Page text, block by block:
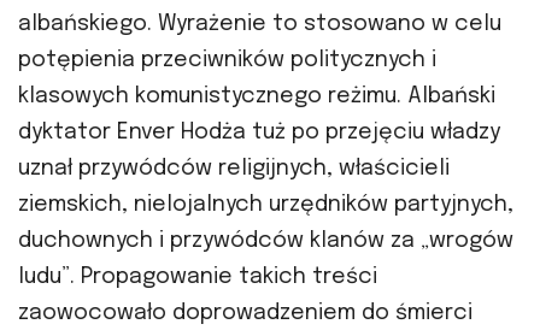
albańskiego. Wyrażenie to stosowano w celu
potępienia przeciwników politycznych i
klasowych komunistycznego reżimu. Albański
dyktator Enver Hodża tuż po przejęciu władzy
uznał przywódców religijnych, właścicieli
ziemskich, nielojalnych urzędników partyjnych,
duchownych i przywódców klanów za „wrogów
ludu”. Propagowanie takich treści
zaowocowało doprowadzeniem do śmierci